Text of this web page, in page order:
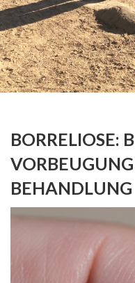
BORRELIOSE:
BEHANDLUNG